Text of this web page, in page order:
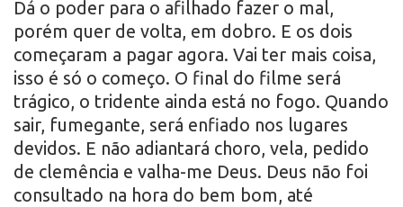
Dá o poder para o afilhado fazer o mal,
porém quer de volta, em dobro. E os dois
começaram a pagar agora. Vai ter mais coisa,
isso é só o começo. O final do filme será
trágico, o tridente ainda está no fogo. Quando
sair, fumegante, será enfiado nos lugares
devidos. E não adiantará choro, vela, pedido
de clemência e valha-me Deus. Deus não foi
consultado na hora do bem bom, até